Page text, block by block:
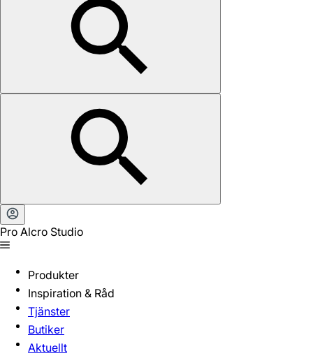
Pro Alcro Studio
Produkter
Inspiration & Råd
Tjänster
Butiker
Aktuellt